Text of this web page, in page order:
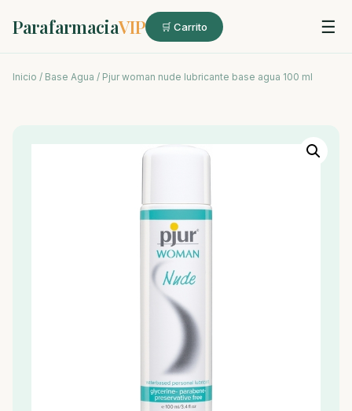
ParafarmaciaVIP 🛒 Carrito ☰
Inicio / Base Agua / Pjur woman nude lubricante base agua 100 ml